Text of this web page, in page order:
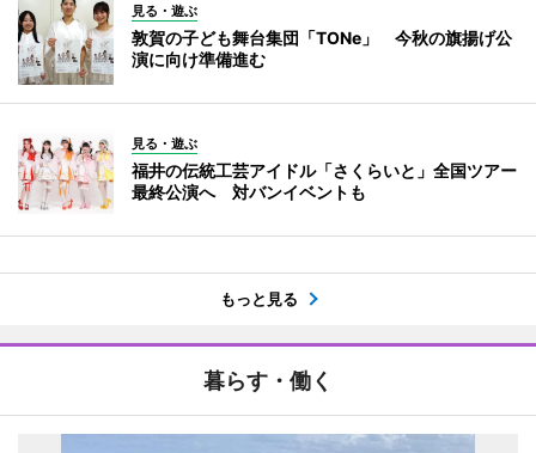
見る・遊ぶ
敦賀の子ども舞台集団「TONe」 今秋の旗揚げ公
演に向け準備進む
見る・遊ぶ
福井の伝統工芸アイドル「さくらいと」全国ツアー
最終公演へ 対バンイベントも
もっと見る
暮らす・働く